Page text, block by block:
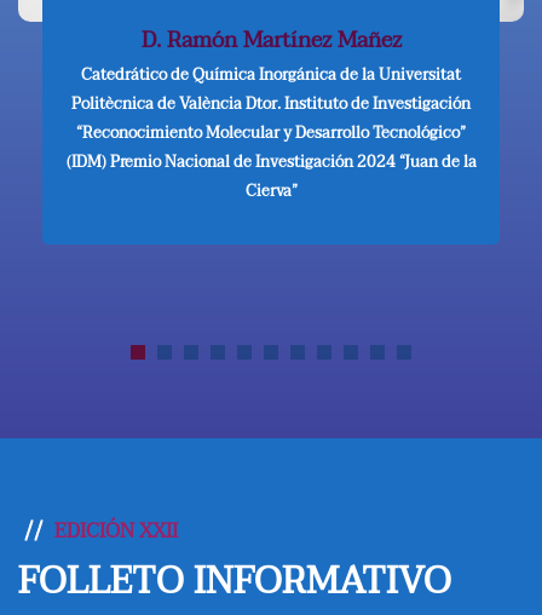
D. Santiago Carbó Valverde
Catedrático de Análisis Económico de la Universitat de
València. Investigador de Funcas, de la que también es
director de su revista Papeles de Economía Española
EDICIÓN XXII
FOLLETO INFORMATIVO